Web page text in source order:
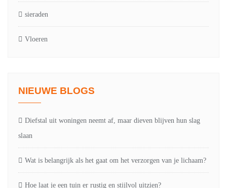
sieraden
Vloeren
NIEUWE BLOGS
Diefstal uit woningen neemt af, maar dieven blijven hun slag
slaan
Wat is belangrijk als het gaat om het verzorgen van je lichaam?
Hoe laat je een tuin er rustig en stijlvol uitzien?